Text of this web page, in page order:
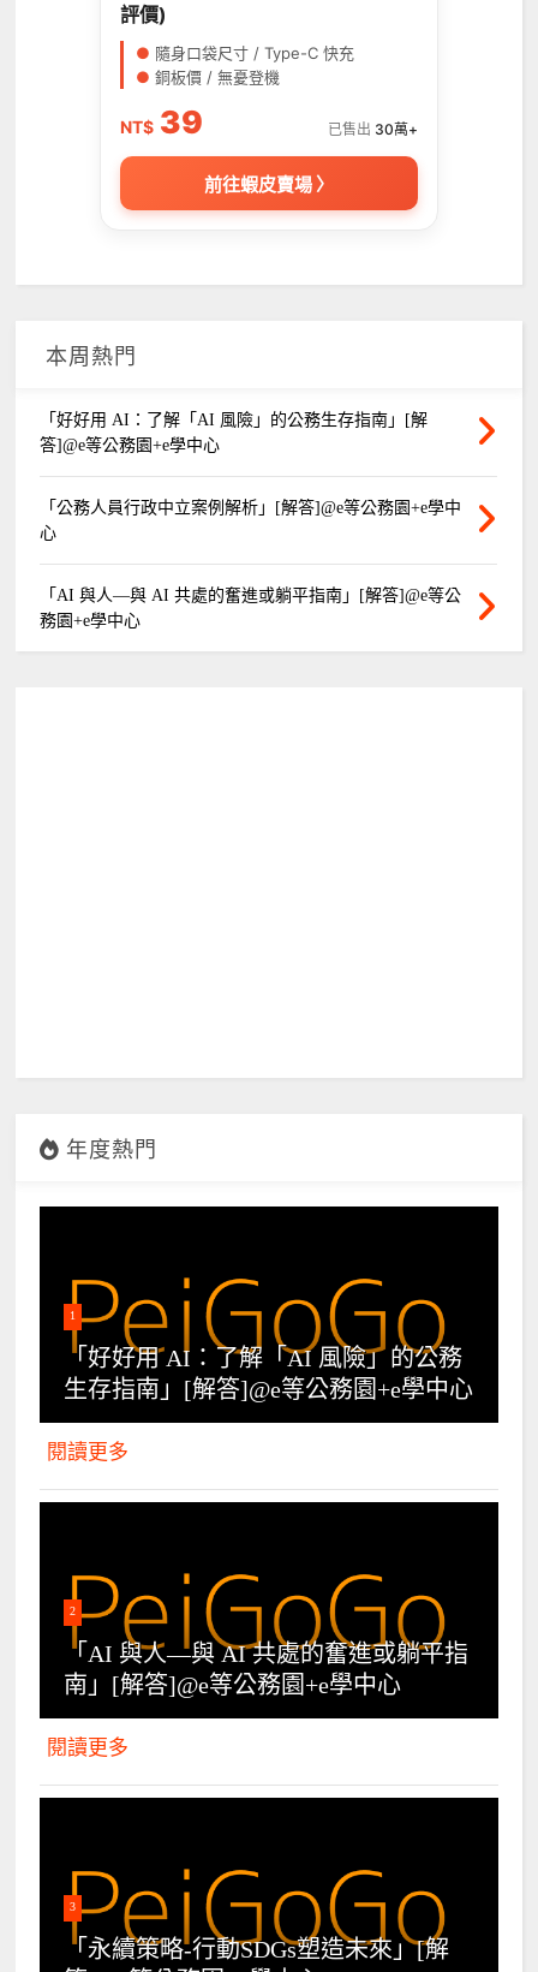
評價)
● 隨身口袋尺寸 / Type-C 快充
● 銅板價 / 無憂登機
NT$ 39 已售出 30萬+
前往蝦皮賣場 〉
本周熱門
「好好用 AI：了解「AI 風險」的公務生存指南」[解
答]@e等公務園+e學中心
「公務人員行政中立案例解析」[解答]@e等公務園+e學中
心
「AI 與人—與 AI 共處的奮進或躺平指南」[解答]@e等公
務園+e學中心
年度熱門
1
「好好用 AI：了解「AI 風險」的公務
生存指南」[解答]@e等公務園+e學中心
閱讀更多
2
「AI 與人—與 AI 共處的奮進或躺平指
南」[解答]@e等公務園+e學中心
閱讀更多
3
「永續策略-行動SDGs塑造未來」[解